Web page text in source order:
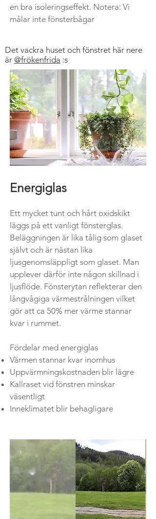
en bra isoleringseffekt. Notera: Vi
målar inte fönsterbågar
Det vackra huset och fönstret här nere
är @frökenfrida :s
Energiglas
Ett mycket tunt och hårt oxidskikt
läggs på ett vanligt fönsterglas.
Beläggningen är lika tålig som glaset
självt och är nästan lika
ljusgenomsläppligt som glaset. Man
upplever därför inte någon skillnad i
ljusflöde. Fönsterytan reflekterar den
långvågiga värmestrålningen vilket
gör att ca 50% mer värme stannar
kvar i rummet.
Fördelar med energiglas
Värmen stannar kvar inomhus
Uppvärmningskostnaden blir lägre
Kallraset vid fönstren minskar
väsentligt
Inneklimatet blir behagligare